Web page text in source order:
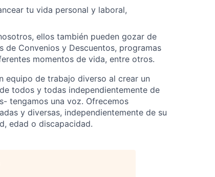
tu vida personal y laboral,
ellos también pueden gozar de
de Convenios y Descuentos, programas
momentos de vida, entre otros.
equipo de trabajo diverso al crear un
todos y todas independientemente de
tengamos una voz. Ofrecemos
y diversas, independientemente de su
edad o discapacidad.